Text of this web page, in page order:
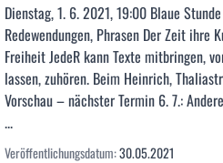
Dienstag, 1. 6. 2021, 19:00 Blaue
Redewendungen, Phrasen Der Zeit ihre
Freiheit JedeR kann Texte mitbringen,
lassen, zuhören. Beim Heinrich,
Vorschau – nächster Termin 6. 7.:
...
Veröffentlichungsdatum:30.05.2021